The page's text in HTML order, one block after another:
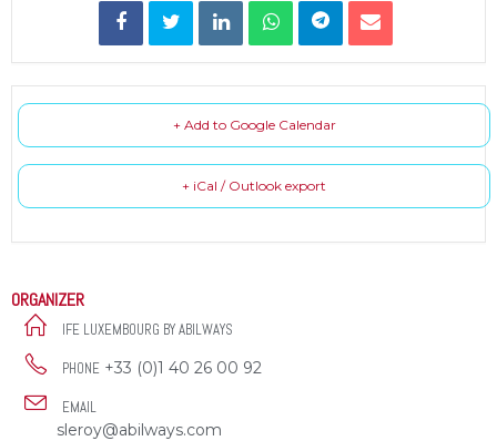
+ Add to Google Calendar
+ iCal / Outlook export
ORGANIZER
IFE LUXEMBOURG BY ABILWAYS
PHONE +33 (0)1 40 26 00 92
EMAIL
sleroy@abilways.com